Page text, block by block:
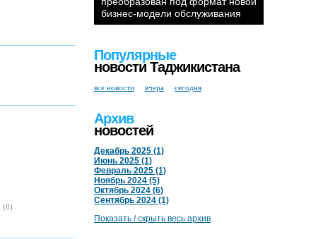
(0)
бизнес-модели обслуживания
Популярные
новости Таджикистана
все новости вчера сегодня
Архив
новостей
Декабрь 2025 (1)
Июнь 2025 (1)
Февраль 2025 (1)
Ноябрь 2024 (5)
Октябрь 2024 (6)
Сентябрь 2024 (1)
Показать / скрыть весь архив